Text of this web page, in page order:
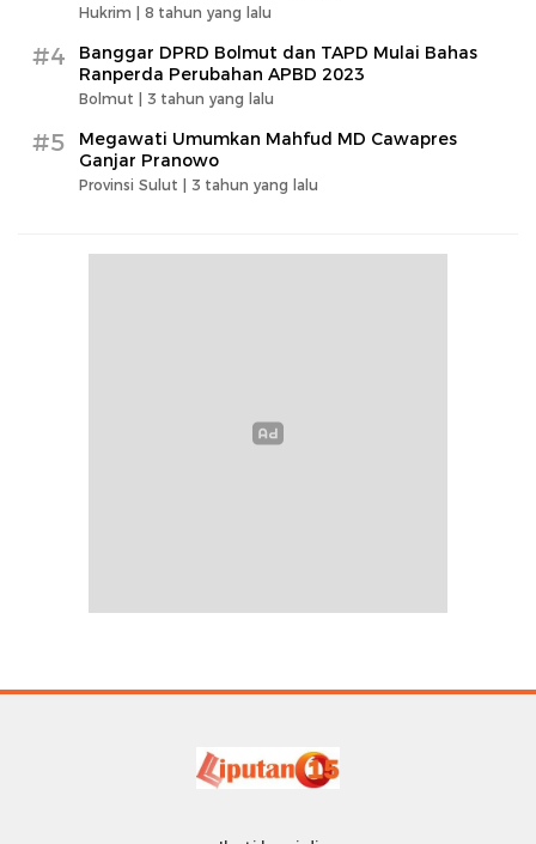
Hukrim | 8 tahun yang lalu
#4
Banggar DPRD Bolmut dan TAPD Mulai Bahas
Ranperda Perubahan APBD 2023
Bolmut | 3 tahun yang lalu
#5
Megawati Umumkan Mahfud MD Cawapres
Ganjar Pranowo
Provinsi Sulut | 3 tahun yang lalu